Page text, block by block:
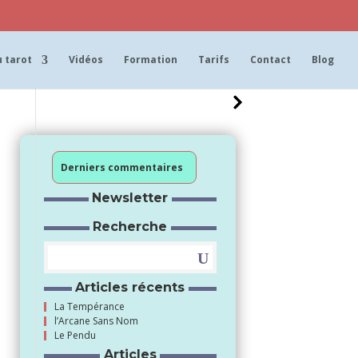
tarot Vidéos Formation Tarifs Contact Blog
Derniers commentaires
Newsletter
Recherche
Articles récents
La Tempérance
l’Arcane Sans Nom
Le Pendu
Articles